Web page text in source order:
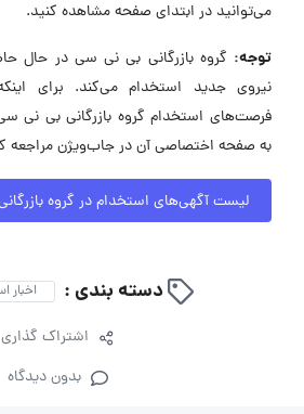
می‌توانید در ابتدای صفحه مشاهده کنید.
توجه:
نیروی جدید استخدام می‌کند. برای
فرصت‌های استخدام گروه بازرگانی بی نی
به صفحه اختصاصی آن در جاب‌ویژن مراجعه
لیست آگهی‌های استخدام در گروه
دسته بندی : اخبار
اشتراک گذاری
بدون دیدگاه